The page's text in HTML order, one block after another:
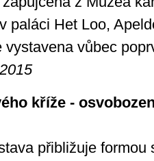
paláci Het Loo,
vystavena vůbec
kříže -
přibližuje formou